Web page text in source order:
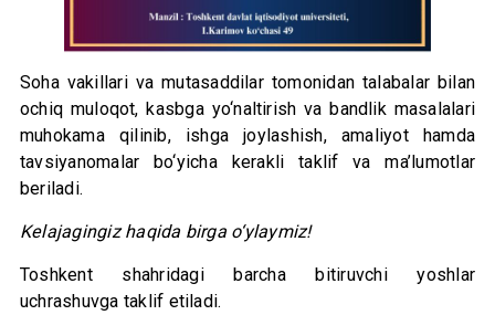
Soha vakillari va mutasaddilar tomonidan talabalar bilan
ochiq muloqot, kasbga yo‘naltirish va bandlik masalalari
muhokama qilinib, ishga joylashish, amaliyot hamda
tavsiyanomalar bo‘yicha kerakli taklif va ma’lumotlar
beriladi.
Kelajagingiz haqida birga o‘ylaymiz!
Toshkent shahridagi barcha bitiruvchi yoshlar
uchrashuvga taklif etiladi.